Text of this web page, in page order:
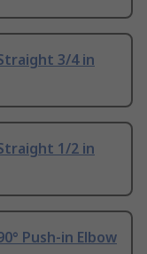
3/4 in
1/2 in
Push-in Elbow